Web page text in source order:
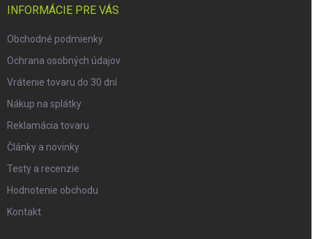
INFORMÁCIE PRE VÁS
Obchodné podmienky
Ochrana osobných údajov
Vrátenie tovaru do 30 dní
Nákup na splátky
Reklamácia tovaru
Články a novinky
Testy a recenzie
Hodnotenie obchodu
Kontakt